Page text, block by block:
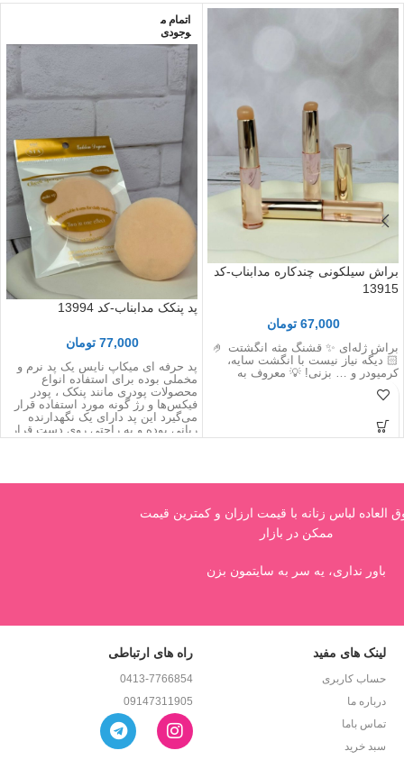
براش سیلکونی چندکاره مدابناب-کد
13915
67,000 تومان
براش ژله‌ای ✨ قشنگ مثه انگشتت 🤌
🏻 دیگه نیاز نیست با انگشت سایه،
کرمپودر و … بزنی! 💡 معروف به
اتمام م
وجودی
پد پنکک مدابناب-کد 13994
77,000 تومان
پد حرفه ای میکاپ نایس یک پد نرم و
مخملی بوده برای استفاده انواع
محصولات پودری مانند پنکک‌ ، پودر
فیکس‌ها و رژ گونه مورد استفاده قرار
می‌گیرد این پد دارای یک نگهدارنده
ربانی بوده و به راحتی روی دست قرار
گرفته و استفاده از پد را برای شما
لباس زنانه با قیمت ارزان و کمترین قیمت
ممکن در بازار
باور نداری، یه سر به سایتمون بزن
لینک های مفید
حساب کاربری
درباره ما
تماس باما
سبد خرید
راه های ارتباطی
0413-7766854
09147311905